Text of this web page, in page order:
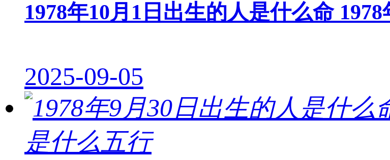
1978年10月1日出生的人是什么命
2025-09-05